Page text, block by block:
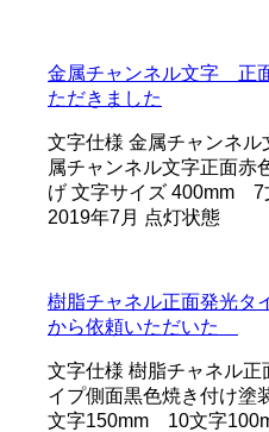
金属チャンネル文字 正
ただきました
文字仕様 金属チャンネ
属チャンネル文字正面赤
げ 文字サイズ 400mm
2019年7月 点灯状態
樹脂チャネル正面発光
から依頼いただいた
文字仕様 樹脂チャネル正
イプ側面黒色焼き付け
文字150mm 10文字